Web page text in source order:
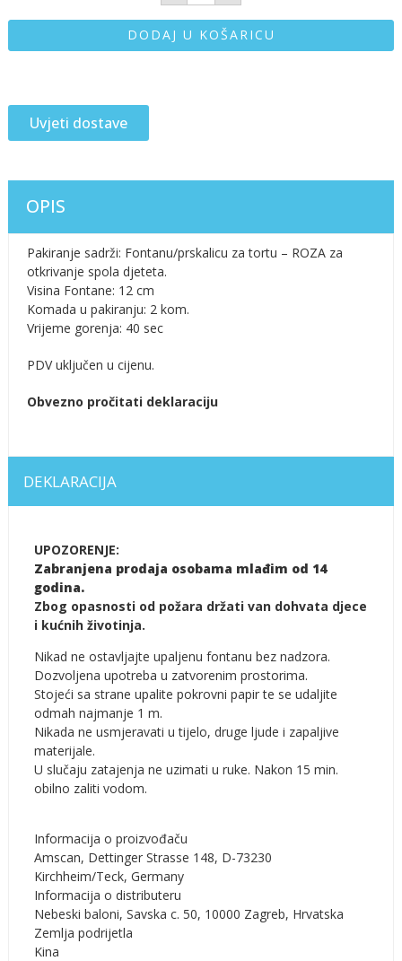
DODAJ U KOŠARICU
Uvjeti dostave
OPIS
Pakiranje sadrži: Fontanu/prskalicu za tortu – ROZA za
otkrivanje spola djeteta.
Visina Fontane: 12 cm
Komada u pakiranju: 2 kom.
Vrijeme gorenja: 40 sec
PDV uključen u cijenu.
Obvezno pročitati deklaraciju
DEKLARACIJA
UPOZORENJE:
Zabranjena prodaja osobama mlađim od 14
godina.
Zbog opasnosti od požara držati van dohvata djece
i kućnih životinja.
Nikad ne ostavljajte upaljenu fontanu bez nadzora.
Dozvoljena upotreba u zatvorenim prostorima.
Stojeći sa strane upalite pokrovni papir te se udaljite
odmah najmanje 1 m.
Nikada ne usmjeravati u tijelo, druge ljude i zapaljive
materijale.
U slučaju zatajenja ne uzimati u ruke. Nakon 15 min.
obilno zaliti vodom.
Informacija o proizvođaču
Amscan, Dettinger Strasse 148, D-73230
Kirchheim/Teck, Germany
Informacija o distributeru
Nebeski baloni, Savska c. 50, 10000 Zagreb, Hrvatska
Zemlja podrijetla
Kina